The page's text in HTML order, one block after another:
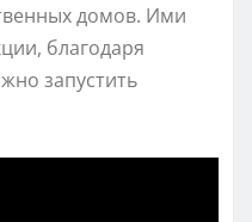
домов. Ими
благодаря
запустить